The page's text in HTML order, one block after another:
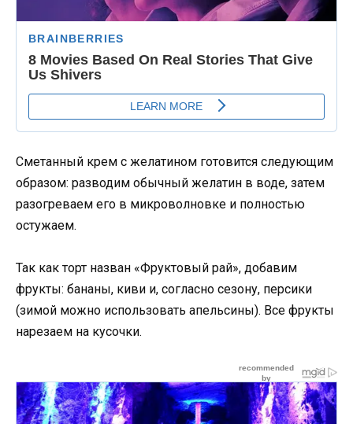
Сметанный крем с желатином готовится следующим
образом: разводим обычный желатин в воде, затем
разогреваем его в микроволновке и полностью
остужаем.
Так как торт назван «Фруктовый рай», добавим
фрукты: бананы, киви и, согласно сезону, персики
(зимой можно использовать апельсины). Все фрукты
нарезаем на кусочки.